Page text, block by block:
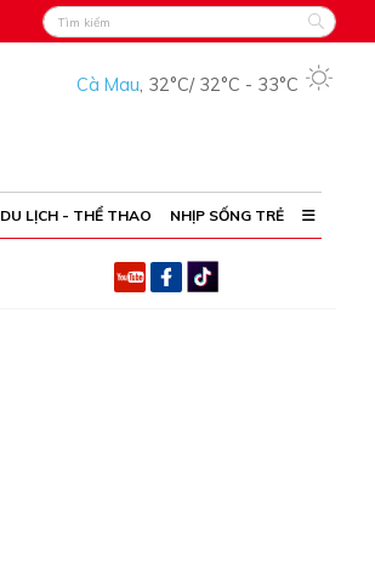
Cà Mau, 32°C/ 32°C - 33°C
DU LỊCH - THỂ THAO NHỊP SỐNG TRẺ